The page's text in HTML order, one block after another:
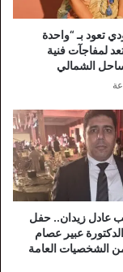
تعود بـ “واحدة
لمفاجآت فنية
الشمالي
عادل زيدان.. حفل
عبير عصام
الشخصيات العامة